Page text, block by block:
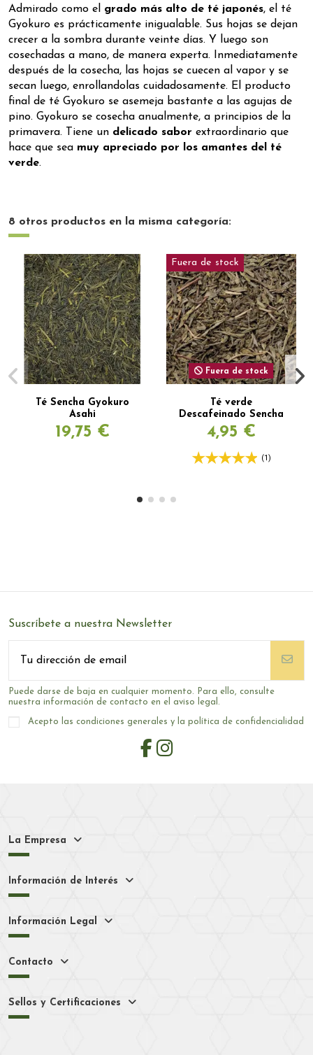
Admirado como el grado más alto de té japonés, el té
Gyokuro es prácticamente inigualable. Sus hojas se dejan
crecer a la sombra durante veinte días. Y luego son
cosechadas a mano, de manera experta. Inmediatamente
después de la cosecha, las hojas se cuecen al vapor y se
secan luego, enrollandolas cuidadosamente. El producto
final de té Gyokuro se asemeja bastante a las agujas de
pino. Gyokuro se cosecha anualmente, a principios de la
primavera. Tiene un delicado sabor extraordinario que
hace que sea muy apreciado por los amantes del té
verde.
8 otros productos en la misma categoría:
Té Sencha Gyokuro
Asahi
19,75 €
Fuera de stock
Fuera de stock
Té verde
Descafeinado Sencha
4,95 €
(1)
Suscríbete a nuestra Newsletter
Puede darse de baja en cualquier momento. Para ello, consulte
nuestra información de contacto en el aviso legal.
Acepto las condiciones generales y la política de confidencialidad
La Empresa
Información de Interés
Información Legal
Contacto
Sellos y Certificaciones